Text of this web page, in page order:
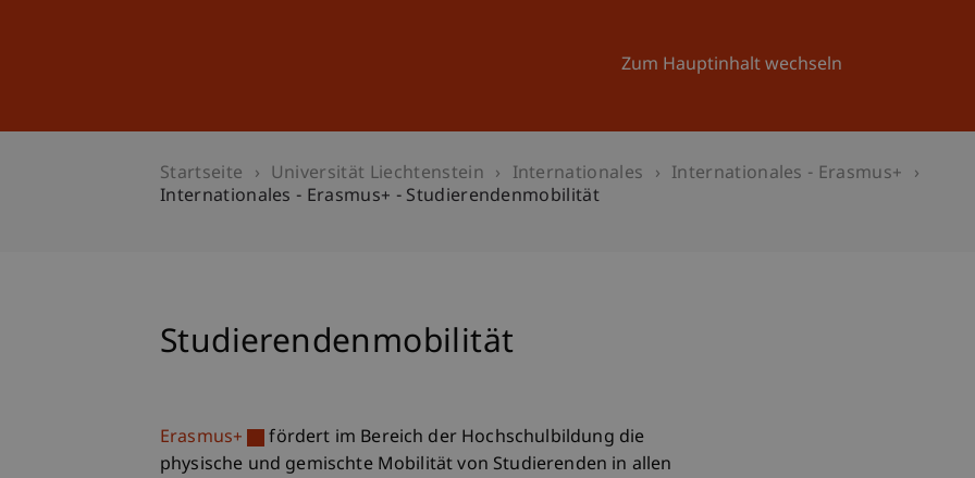
Zum Hauptinhalt wechseln
Universität Aktuelles
Startseite Universität Liechtenstein Internationales
Internationales - Erasmus+
Internationales - Erasmus+ - Studierendenmobilität
Studierendenmobilität
Erasmus+
fördert im Bereich der Hochschulbildung die
physische und gemischte Mobilität von Studierenden in allen